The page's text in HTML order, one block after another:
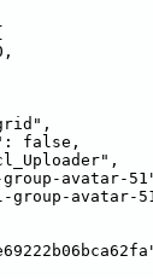
false,
avatar-
group-avatar-